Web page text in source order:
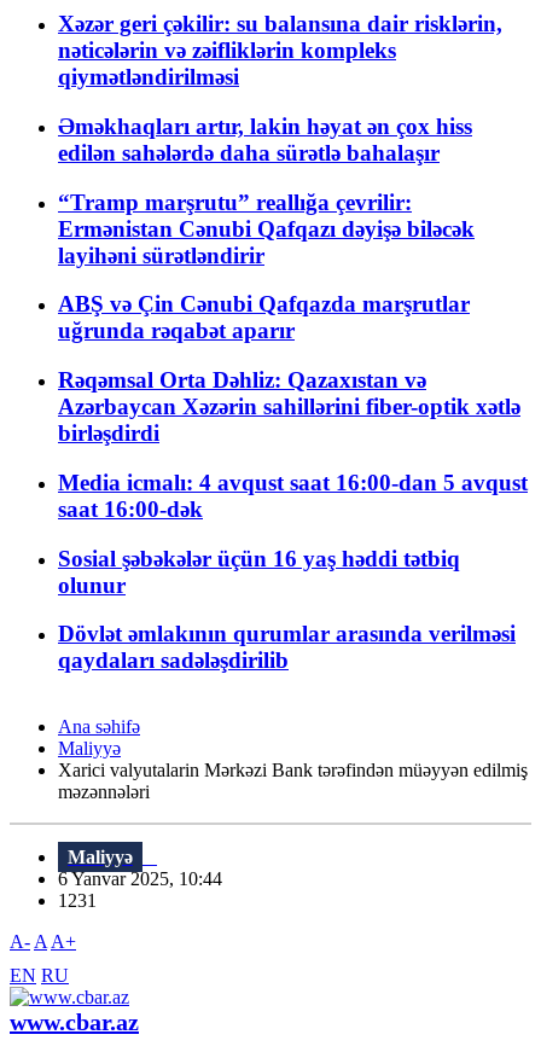
Xəzər geri çəkilir: su balansına dair risklərin,
nəticələrin və zəifliklərin kompleks
qiymətləndirilməsi
Əməkhaqları artır, lakin həyat ən çox hiss
edilən sahələrdə daha sürətlə bahalaşır
“Tramp marşrutu” reallığa çevrilir:
Ermənistan Cənubi Qafqazı dəyişə biləcək
layihəni sürətləndirir
ABŞ və Çin Cənubi Qafqazda marşrutlar
uğrunda rəqabət aparır
Rəqəmsal Orta Dəhliz: Qazaxıstan və
Azərbaycan Xəzərin sahillərini fiber-optik xətlə
birləşdirdi
Media icmalı: 4 avqust saat 16:00-dan 5 avqust
saat 16:00-dək
Sosial şəbəkələr üçün 16 yaş həddi tətbiq
olunur
Dövlət əmlakının qurumlar arasında verilməsi
qaydaları sadələşdirilib
Ana səhifə
Maliyyə
Xarici valyutalarin Mərkəzi Bank tərəfindən müəyyən edilmiş
məzənnələri
Maliyyə
6 Yanvar 2025, 10:44
1231
A- A A+
EN RU
www.cbar.az